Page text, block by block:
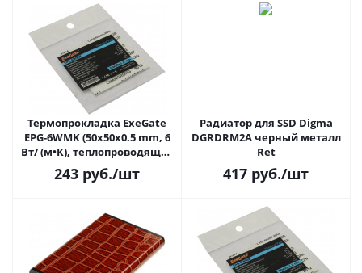
Термопрокладка ExeGate
EPG-6WMK (50x50x0.5 mm, 6
Вт/ (м•К), теплопроводящая
клейкая двухсторонняя)
243 руб./шт
Радиатор для SSD Digma
DGRDRM2A черный металл
Ret
417 руб./шт